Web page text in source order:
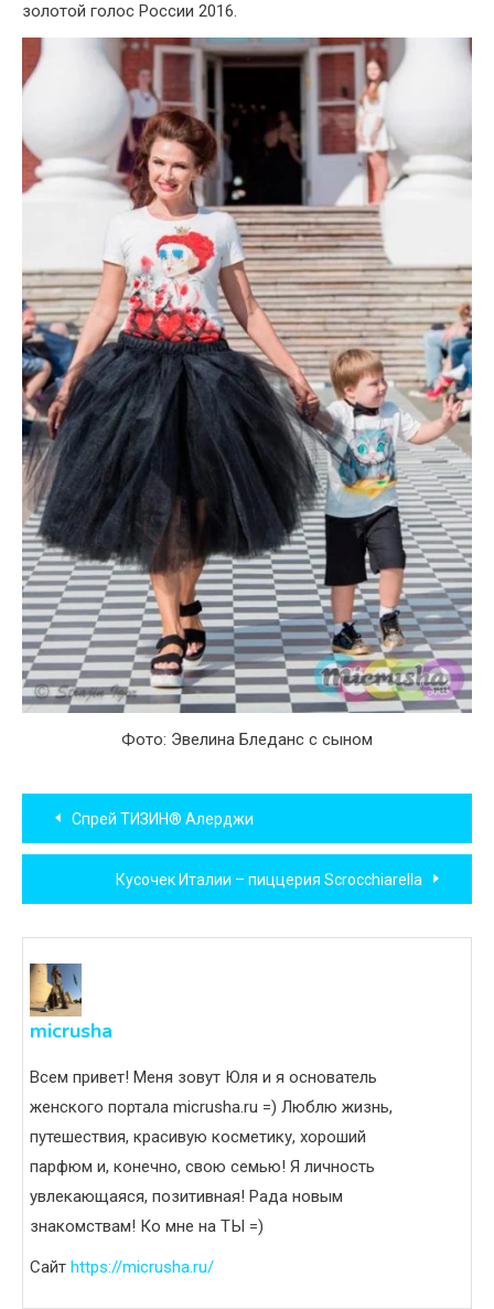
золотой голос России 2016.
Фото: Эвелина Бледанс с сыном
Навигация
по
записям
Спрей ТИЗИН® Алерджи
Кусочек Италии – пиццерия Scrocchiarella
micrusha
Всем привет! Меня зовут Юля и я основатель
женского портала micrusha.ru =) Люблю жизнь,
путешествия, красивую косметику, хороший
парфюм и, конечно, свою семью! Я личность
увлекающаяся, позитивная! Рада новым
знакомствам! Ко мне на ТЫ =)
Сайт https://micrusha.ru/